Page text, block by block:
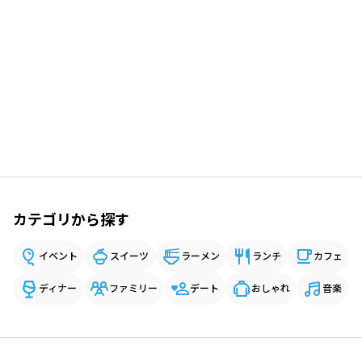
カテゴリから探す
イベント スイーツ ラーメン ランチ カフェ
ディナー ファミリー デート おしゃれ 音楽